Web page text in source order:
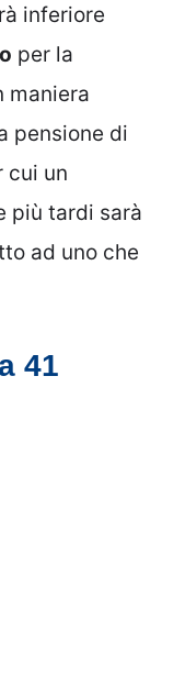
inferiore
per la
maniera
pensione di
cui un
più tardi sarà
ad uno che
41